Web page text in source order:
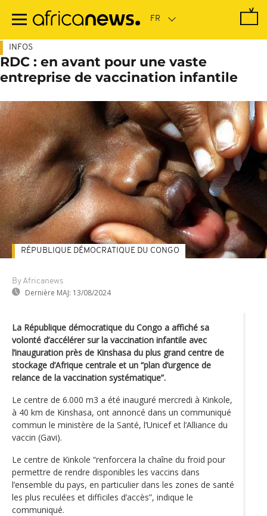
contenu
INFOS
RDC : en avant pour une vaste
entreprise de vaccination infantile
By Africanews
Dernière MAJ: 13/08/2024
RÉPUBLIQUE DÉMOCRATIQUE DU CONGO
La République démocratique du Congo a affiché sa
volonté d’accélérer sur la vaccination infantile avec
l’inauguration près de Kinshasa du plus grand centre de
stockage d’Afrique centrale et un “plan d’urgence de
relance de la vaccination systématique”.
Le centre de 6.000 m3 a été inauguré mercredi à Kinkole,
à 40 km de Kinshasa, ont annoncé dans un communiqué
commun le ministère de la Santé, l’Unicef et l’Alliance du
vaccin (Gavi).
Le centre de Kinkole “renforcera la chaîne du froid pour
permettre de rendre disponibles les vaccins dans
l’ensemble du pays, en particulier dans les zones de santé
les plus reculées et difficiles d’accès”, indique le
communiqué.